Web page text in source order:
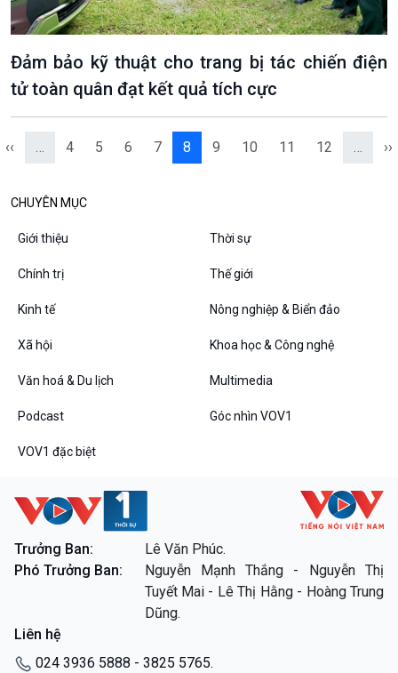
Đảm bảo kỹ thuật cho trang bị tác chiến điện
tử toàn quân đạt kết quả tích cực
‹‹ 4 5 6 7 8 9 10 11 12 ››
CHUYÊN MỤC
Giới thiệu Thời sự
Chính trị Thế giới
Kinh tế Nông nghiệp & Biển đảo
Xã hội Khoa học & Công nghệ
Văn hoá & Du lịch Multimedia
Podcast Góc nhìn VOV1
VOV1 đặc biệt
Trưởng Ban:
Lê Văn Phúc.
Phó Trưởng Ban:
Nguyễn Mạnh Thắng - Nguyễn Thị
Tuyết Mai - Lê Thị Hằng - Hoàng Trung
Dũng.
Liên hệ
024 3936 5888 - 3825 5765.